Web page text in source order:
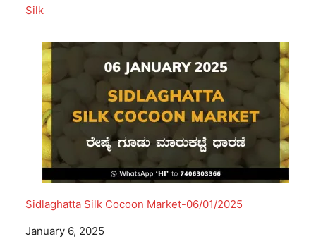
In relation to
Silk
Sidlaghatta Silk Cocoon Market-06/01/2025
Date
January 6, 2025